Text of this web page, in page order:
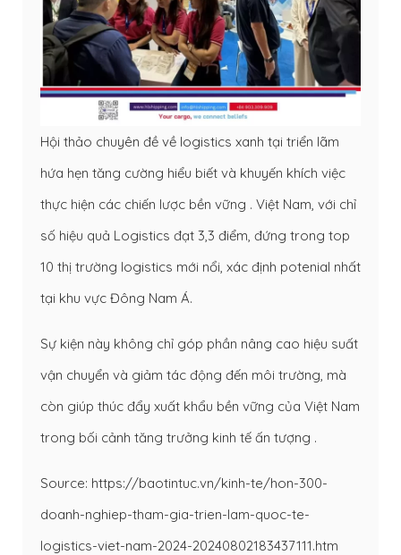
Hội thảo chuyên đề về logistics xanh tại triển lãm
hứa hẹn tăng cường hiểu biết và khuyến khích việc
thực hiện các chiến lược bền vững . Việt Nam, với chỉ
số hiệu quả Logistics đạt 3,3 điểm, đứng trong top
10 thị trường logistics mới nổi, xác định potenial nhất
tại khu vực Đông Nam Á.
Sự kiện này không chỉ góp phần nâng cao hiệu suất
vận chuyển và giảm tác động đến môi trường, mà
còn giúp thúc đẩy xuất khẩu bền vững của Việt Nam
trong bối cảnh tăng trưởng kinh tế ấn tượng .
Source: https://baotintuc.vn/kinh-te/hon-300-
doanh-nghiep-tham-gia-trien-lam-quoc-te-
logistics-viet-nam-2024-20240802183437111.htm